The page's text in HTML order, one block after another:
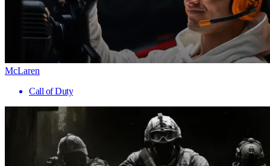
McLaren
Call of Duty